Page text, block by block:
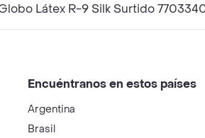
Látex R-9 Silk Surtido
Encuéntranos en estos países
Argentina
Brasil